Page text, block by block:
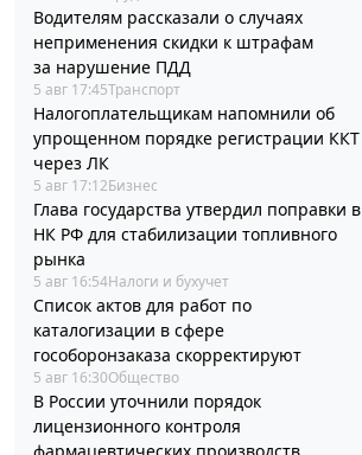
Водителям рассказали о случаях
неприменения скидки к штрафам
за нарушение ПДД
5 авг 17:45Транспорт
Налогоплательщикам напомнили об
упрощенном порядке регистрации ККТ
через ЛК
5 авг 17:12Бизнес
Глава государства утвердил поправки в
НК РФ для стабилизации топливного
рынка
5 авг 16:54Налоги и бухучет
Список актов для работ по
каталогизации в сфере
гособоронзаказа скорректируют
5 авг 16:30Общество
В России уточнили порядок
лицензионного контроля